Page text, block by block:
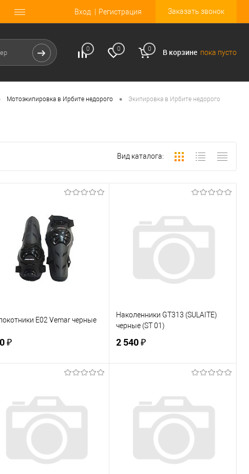
Вход Регистрация Заказать звонок
0 0 0 В корзине пока пусто
Мотоэкипировка в Ирбите недорого • Экипировка в Ирбите недорого
Вид каталога:
E02 Vemar черные
₽
Купить в 1 клик
К сравнению
В избранное
Под заказ
Наколенники GT313 (SULAITE)
черные (ST 01)
2 540 ₽
Купить в 1 клик
К сравнению
В избранное
В наличии